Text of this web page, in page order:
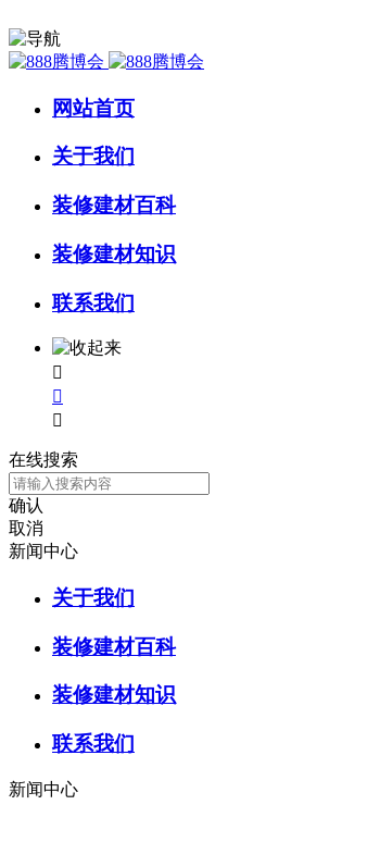
网站首页
关于我们
装修建材百科
装修建材知识
联系我们



在线搜索
确认
取消
新闻中心
关于我们
装修建材百科
装修建材知识
联系我们
新闻中心